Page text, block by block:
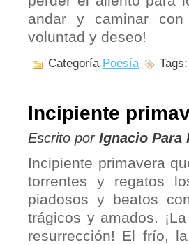
andar y caminar con
voluntad y deseo!
Categoría Poesía Tags:
Incipiente
Escrito por Ignacio Para
Incipiente primavera
torrentes y regatos
piadosos y beatos
trágicos y amados.
resurrección! El frío,